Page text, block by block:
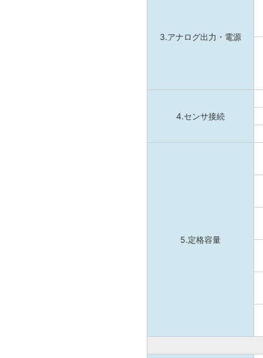
3.アナログ出力・電源
4.センサ接続
5.定格容量